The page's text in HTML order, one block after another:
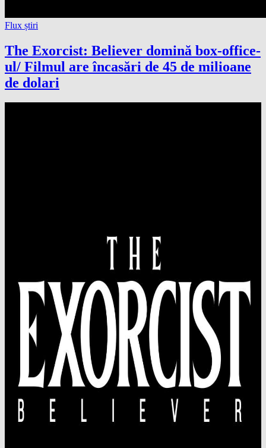
Flux știri
The Exorcist: Believer domină box-office-
ul/ Filmul are încasări de 45 de milioane
de dolari